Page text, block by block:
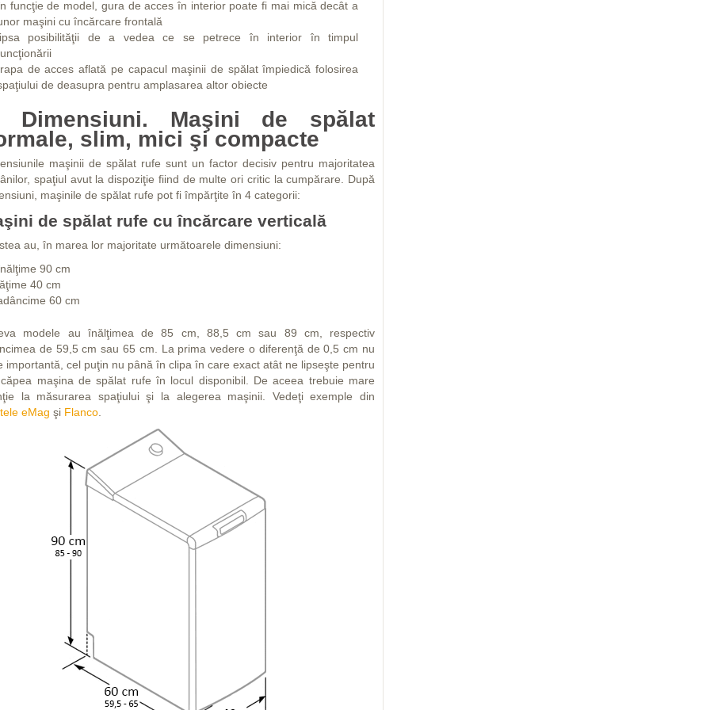
funcţie de model, gura de acces în interior poate fi mai mică decât a
maşini cu încărcare frontală
posibilităţii de a vedea ce se petrece în interior în timpul
de acces aflată pe capacul maşinii de spălat împiedică folosirea
de deasupra pentru amplasarea altor obiecte
Dimensiuni. Maşini de spălat
slim, mici şi compacte
maşinii de spălat rufe sunt un factor decisiv pentru majoritatea
spaţiul avut la dispoziţie fiind de multe ori critic la cumpărare. După
maşinile de spălat rufe pot fi împărţite în 4 categorii:
de spălat rufe cu încărcare verticală
au, în marea lor majoritate următoarele dimensiuni:
90 cm
40 cm
60 cm
modele au înălţimea de 85 cm, 88,5 cm sau 89 cm, respectiv
de 59,5 cm sau 65 cm. La prima vedere o diferenţă de 0,5 cm nu
importantă, cel puţin nu până în clipa în care exact atât ne lipseşte pentru
maşina de spălat rufe în locul disponibil. De aceea trebuie mare
la măsurarea spaţiului şi la alegerea maşinii. Vedeţi exemple din
eMag şi Flanco